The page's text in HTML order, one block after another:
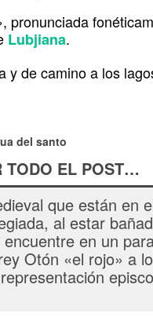
pronunciada
Lubjiana.
y de camino a los
del santo
TODO EL POST…
que están en
al estar
en un
Otón «el rojo» a